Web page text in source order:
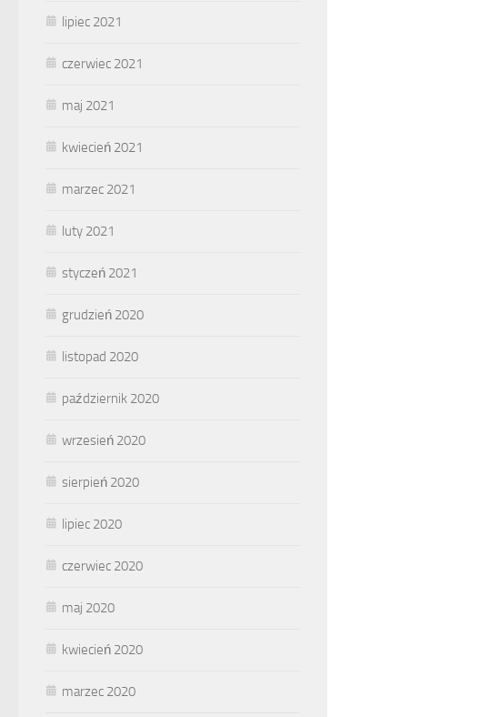
lipiec 2021
czerwiec 2021
maj 2021
kwiecień 2021
marzec 2021
luty 2021
styczeń 2021
grudzień 2020
listopad 2020
październik 2020
wrzesień 2020
sierpień 2020
lipiec 2020
czerwiec 2020
maj 2020
kwiecień 2020
marzec 2020